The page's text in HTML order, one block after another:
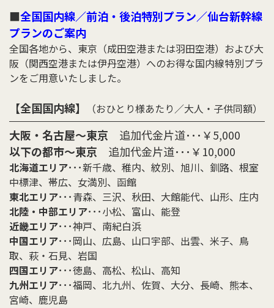
■全国国内線／前泊・後泊特別プラン／仙台新幹線
プランのご案内
全国各地から、東京（成田空港または羽田空港）および大
阪（関西空港または伊丹空港）へのお得な国内線特別プラ
ンをご用意いたしました。
【全国国内線】 （おひとり様あたり／大人・子供同額）
大阪・名古屋〜東京 追加代金片道･･･￥5,000
以下の都市〜東京 追加代金片道･･･￥10,000
北海道エリア･･･新千歳、稚内、紋別、旭川、釧路、根室
中標津、帯広、女満別、函館
東北エリア･･･青森、三沢、秋田、大館能代、山形、庄内
北陸・中部エリア･･･小松、富山、能登
近畿エリア･･･神戸、南紀白浜
中国エリア･･･岡山、広島、山口宇部、出雲、米子、鳥
取、萩・石見、岩国
四国エリア･･･徳島、高松、松山、高知
九州エリア･･･福岡、北九州、佐賀、大分、長崎、熊本、
宮崎、鹿児島